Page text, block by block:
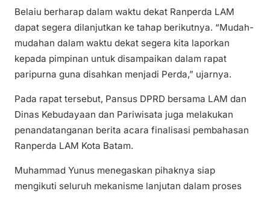
Belaiu berharap dalam waktu dekat Ranperda LAM
dapat segera dilanjutkan ke tahap berikutnya. “Mudah-
mudahan dalam waktu dekat segera kita laporkan
kepada pimpinan untuk disampaikan dalam rapat
paripurna guna disahkan menjadi Perda,” ujarnya.
Pada rapat tersebut, Pansus DPRD bersama LAM dan
Dinas Kebudayaan dan Pariwisata juga melakukan
penandatanganan berita acara finalisasi pembahasan
Ranperda LAM Kota Batam.
Muhammad Yunus menegaskan pihaknya siap
mengikuti seluruh mekanisme lanjutan dalam proses